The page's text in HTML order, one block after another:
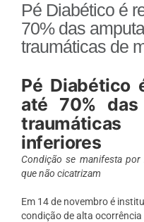
Pé Diabético é
70% das
traumáticas de
Pé Diabético
até 70% das
inferiores
Condição se manifesta
que não cicatrizam
Em 14 de novembro é
condição de alta